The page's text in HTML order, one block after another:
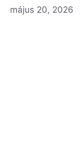
május 20, 2026